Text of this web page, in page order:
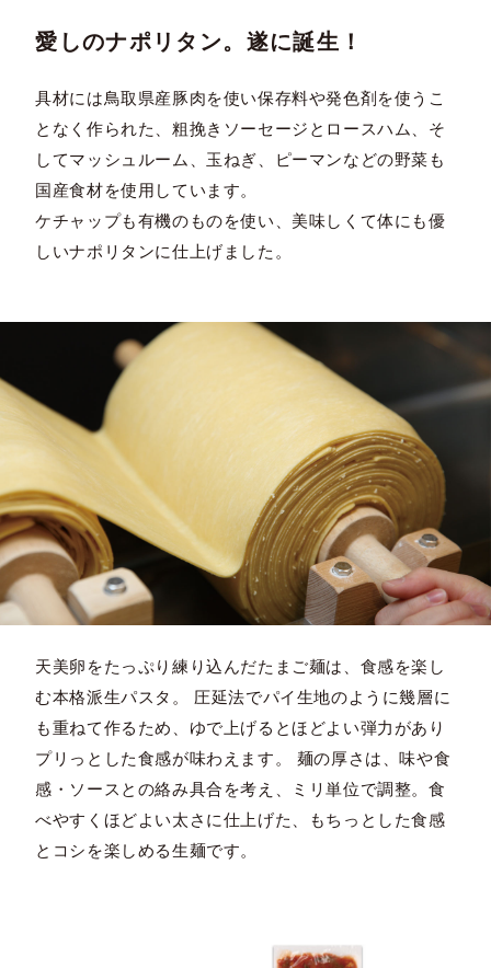
愛しのナポリタン。遂に誕生！
具材には鳥取県産豚肉を使い保存料や発色剤を使うこ
となく作られた、粗挽きソーセージとロースハム、そ
してマッシュルーム、玉ねぎ、ピーマンなどの野菜も
国産食材を使用しています。
ケチャップも有機のものを使い、美味しくて体にも優
しいナポリタンに仕上げました。
天美卵をたっぷり練り込んだたまご麺は、食感を楽し
む本格派生パスタ。 圧延法でパイ生地のように幾層に
も重ねて作るため、ゆで上げるとほどよい弾力があり
プリっとした食感が味わえます。 麺の厚さは、味や食
感・ソースとの絡み具合を考え、ミリ単位で調整。食
べやすくほどよい太さに仕上げた、もちっとした食感
とコシを楽しめる生麺です。